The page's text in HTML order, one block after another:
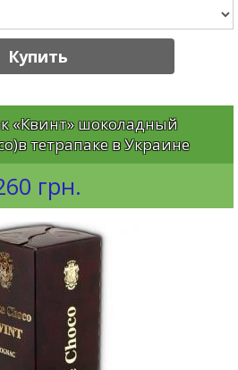
Купить
«Квинт» шоколадный
тетрапаке в Украине
грн.